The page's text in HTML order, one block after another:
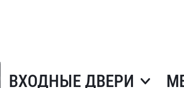
ВХОДНЫЕ ДВЕРИ